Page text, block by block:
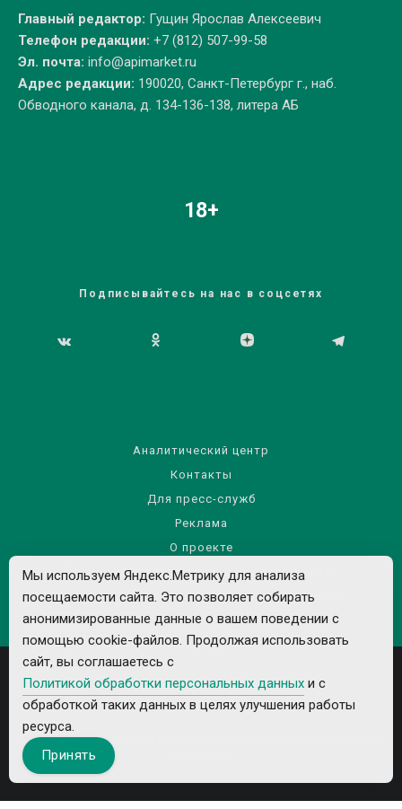
Главный редактор: Гущин Ярослав Алексеевич
Телефон редакции: +7 (812) 507-99-58
Эл. почта: info@apimarket.ru
Адрес редакции: 190020, Санкт-Петербург г., наб.
Обводного канала, д. 134-136-138, литера АБ
18+
Подписывайтесь на нас в соцсетях
Аналитический центр
Контакты
Для пресс-служб
Реклама
О проекте
Правила использования материалов сайта
Политика обработки персональных данных
Все рекламируемые товары и услуги имеют необходимые лицензии и
Мы используем Яндекс.Метрику для анализа
посещаемости сайта. Это позволяет собирать
анонимизированные данные о вашем поведении с
помощью cookie-файлов. Продолжая использовать
сайт, вы соглашаетесь с
Политикой обработки персональных данных и с
обработкой таких данных в целях улучшения работы
ресурса.
Принять